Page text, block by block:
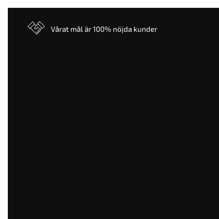
Vårat mål är 100% nöjda kunder